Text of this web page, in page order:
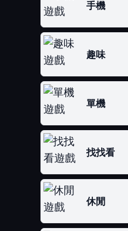
手機
趣味
單機
找找看
休閒